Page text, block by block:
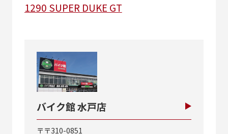
1290 SUPER DUKE GT
バイク館 水戸店
〒〒310-0851